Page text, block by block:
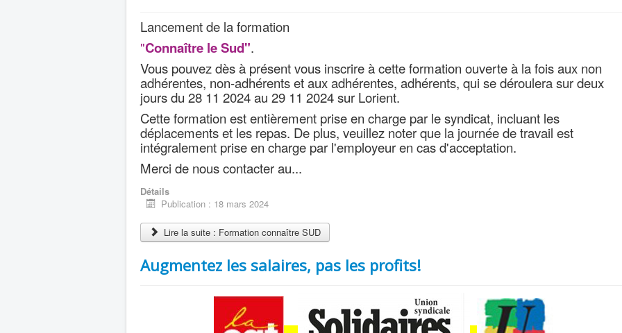
Lancement de la formation
"Connaître le Sud".
Vous pouvez dès à présent vous inscrire à cette formation ouverte à la fois aux non
adhérentes, non-adhérents et aux adhérentes, adhérents, qui se déroulera sur deux
jours du 28 11 2024 au 29 11 2024 sur Lorient.
Cette formation est entièrement prise en charge par le syndicat, incluant les
déplacements et les repas. De plus, veuillez noter que la journée de travail est
intégralement prise en charge par l'employeur en cas d'acceptation.
Merci de nous contacter au...
Détails
Publication : 18 mars 2024
Lire la suite : Formation connaître SUD
Augmentez les salaires, pas les profits!